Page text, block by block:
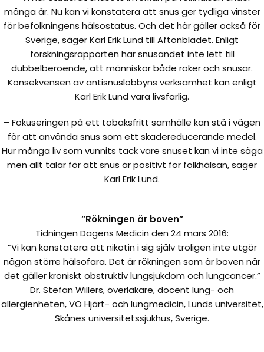
många år. Nu kan vi konstatera att snus ger tydliga vinster
för befolkningens hälsostatus. Och det här gäller också för
Sverige, säger Karl Erik Lund till Aftonbladet. Enligt
forskningsrapporten har snusandet inte lett till
dubbelberoende, att människor både röker och snusar.
Konsekvensen av antisnuslobbyns verksamhet kan enligt
Karl Erik Lund vara livsfarlig.
– Fokuseringen på ett tobaksfritt samhälle kan stå i vägen
för att använda snus som ett skadereducerande medel.
Hur många liv som vunnits tack vare snuset kan vi inte säga
men allt talar för att snus är positivt för folkhälsan, säger
Karl Erik Lund.
”Rökningen är boven”
Tidningen Dagens Medicin den 24 mars 2016:
”Vi kan konstatera att nikotin i sig själv troligen inte utgör
någon större hälsofara. Det är rökningen som är boven när
det gäller kroniskt obstruktiv lungsjukdom och lungcancer.”
Dr. Stefan Willers, överläkare, docent lung- och
allergienheten, VO Hjärt- och lungmedicin, Lunds universitet,
Skånes universitetssjukhus, Sverige.